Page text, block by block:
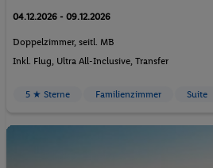
04.12.2026 - 09.12.2026
Doppelzimmer, seitl. MB
Inkl. Flug, Ultra All-Inclusive, Transfer
5 ★ Sterne Familienzimmer Suite